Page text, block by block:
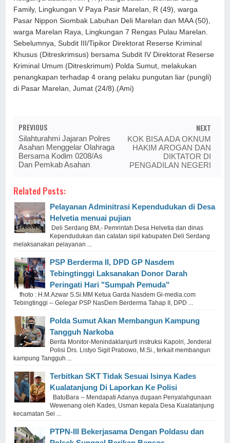
Family, Lingkungan V Paya Pasir Marelan, R (49), warga
Pasar Nippon Siombak Labuhan Deli Marelan dan MAA (50),
warga Marelan Raya, Lingkungan 7 Rengas Pulau Marelan.
Sebelumnya, Subdit III/Tipikor Direktorat Reserse Kriminal
Khusus (Ditreskrimsus) bersama Subdit IV Direktorat Reserse
Kriminal Umum (Ditreskrimum) Polda Sumut, melakukan
penangkapan terhadap 4 orang pelaku pungutan liar (pungli)
di Pasar Marelan, Jumat (24/8).(Ami)
PREVIOUS
Silahturahmi Jajaran Polres
Asahan Menggelar Olahraga
Bersama Kodim 0208/As
Dan Pemkab Asahan
NEXT
KOK BISA ADA OKNUM
HAKIM AROGAN DAN
DIKTATOR DI
PENGADILAN NEGERI
Related Posts:
Pelayanan Adminitrasi Kependudukan di Desa
Helvetia menuai pujian
Deli Serdang BM,- Pemrintah Desa Helvetia dan dinas
Kependudukan dan catatan sipil kabupaten Deli Serdang
melaksanakan pelayanan ...
PSP Berderma II, DPD GP Nasdem
Tebingtinggi Laksanakan Donor Darah
Peringati Hari "Sumpah Pemuda"
fhoto : H.M.Azwar S.Si.MM Ketua Garda Nasdem Gi-media.com
Tebingtinggi -- Gelegar PSP NasDem Berderma Tahap II, DPD ...
Polda Sumut Akan Membangun Kampung
Tangguh Narkoba
Berita Monitor-Menindaklanjurti instruksi Kapolri, Jenderal
Polisi Drs. Listyo Sigit Prabowo, M.Si., terkait membangun
kampung Tangguh ...
Terbitkan SKT Tidak Sesuai Isinya Kades
Kualatanjung Di Laporkan Ke Polisi
BatuBara -- Mendapati Adanya dugaan Penyalahgunaan
Wewenang oleh Kades, Usman kepala Desa Kualatanjung
kecamatan Sei ...
PTPN-III Bekerjasama Dengan Poldasu dan